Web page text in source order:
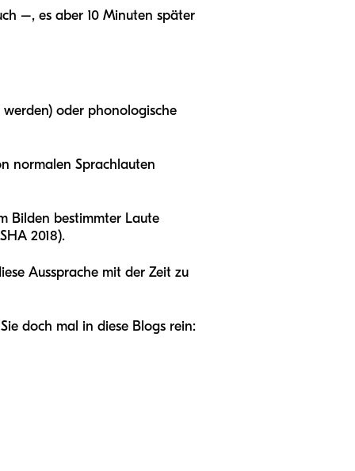
–, es aber 10 Minuten später
oder phonologische
normalen Sprachlauten
Bilden bestimmter Laute
2018).
Aussprache mit der Zeit zu
doch mal in diese Blogs rein: